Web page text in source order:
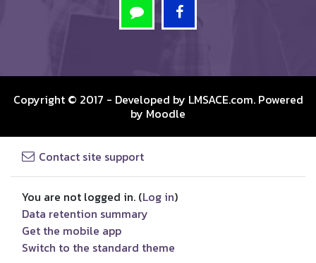
Copyright © 2017 - Developed by LMSACE.com. Powered
by Moodle
Contact site support
You are not logged in. (Log in)
Data retention summary
Get the mobile app
Switch to the standard theme